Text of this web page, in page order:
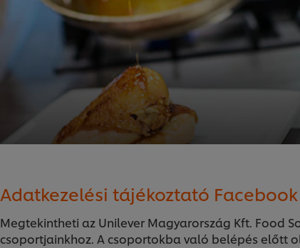
Adatkezelési tájékoztató
Megtekintheti az Unilever Magyarország Kft. Food
csoportjainkhoz. A csoportokba való belépés előtt